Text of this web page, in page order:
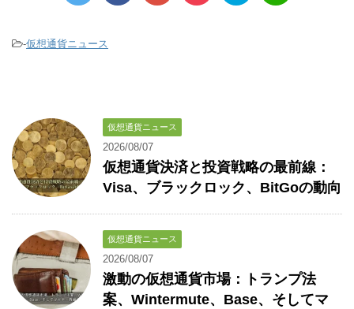
-仮想通貨ニュース
仮想通貨ニュース
2026/08/07
仮想通貨決済と投資戦略の最前線：
Visa、ブラックロック、BitGoの動向
仮想通貨ニュース
2026/08/07
激動の仮想通貨市場：トランプ法
案、Wintermute、Base、そしてマ